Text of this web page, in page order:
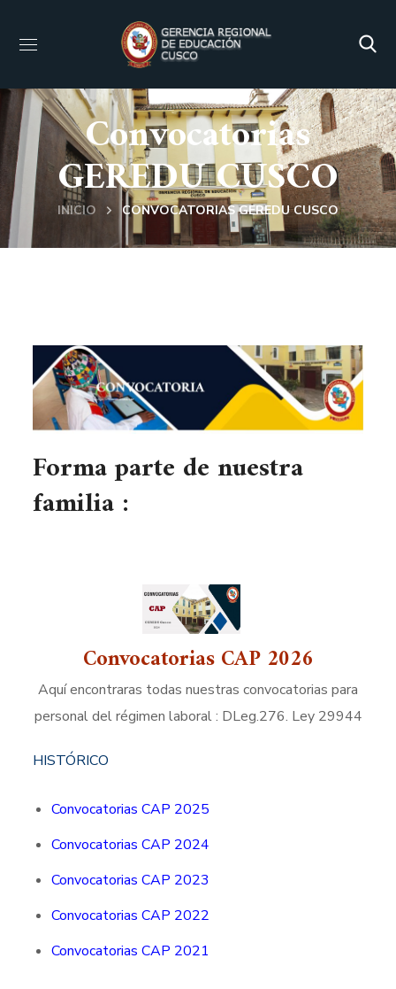
Convocatorias
GEREDU CUSCO
INICIO CONVOCATORIAS GEREDU CUSCO
Forma parte de nuestra
familia :
Convocatorias CAP 2026
Aquí encontraras todas nuestras convocatorias para
personal del régimen laboral : DLeg.276. Ley 29944
HISTÓRICO
Convocatorias CAP 2025
Convocatorias CAP 2024
Convocatorias CAP 2023
Convocatorias CAP 2022
Convocatorias CAP 2021